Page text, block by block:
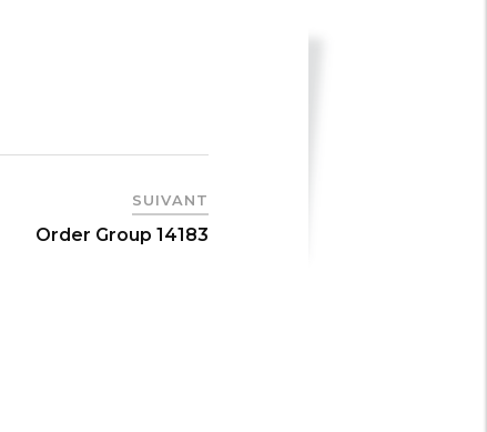
SUIVANT
Order Group 14183